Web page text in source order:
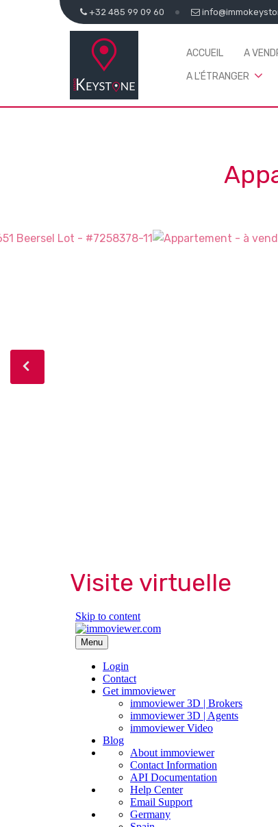
+32 485 99 09 60
ACCUEIL A
A L'ÉTRANGER
Visite virtuelle